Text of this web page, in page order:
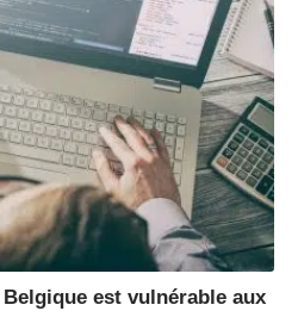
est vulnérable aux